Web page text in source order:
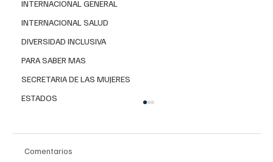
INTERNACIONAL GENERAL
INTERNACIONAL SALUD
DIVERSIDAD INCLUSIVA
PARA SABER MAS
SECRETARIA DE LAS MUJERES
ESTADOS
Comentarios